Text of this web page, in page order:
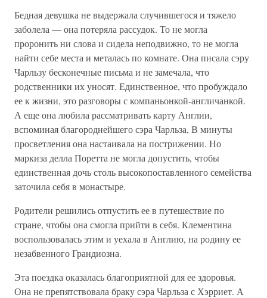
Бедная девушка не выдержала случившегося и тяжело
заболела — она потеряла рассудок. То не могла
проронить ни слова и сидела неподвижно, то не могла
найти себе места и металась по комнате. Она писала сэру
Чарльзу бесконечные письма и не замечала, что
родственники их уносят. Единственное, что пробуждало
ее к жизни, это разговоры с компаньонкой-англичанкой.
А еще она любила рассматривать карту Англии,
вспоминая благороднейшего сэра Чарльза, В минуты
просветления она настаивала на пострижении. Но
маркиза делла Поретта не могла допустить, чтобы
единственная дочь столь высокопоставленного семейства
заточила себя в монастыре.
Родители решились отпустить ее в путешествие по
стране, чтобы она смогла прийти в себя. Клементина
воспользовалась этим и уехала в Англию, на родину ее
незабвенного Грандиозна.
Эта поездка оказалась благоприятной для ее здоровья.
Она не препятствовала браку сэра Чарльза с Хэрриет. А